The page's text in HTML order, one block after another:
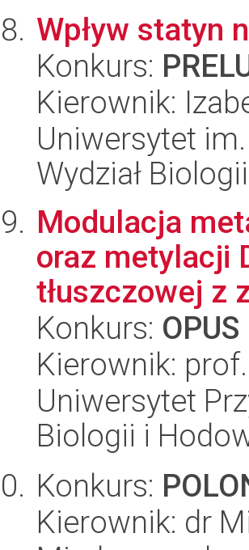
Wpływ statyn
Konkurs:
Kierownik:
Uniwersytet
Wydział Biologii
Modulacja
oraz metylacji
tłuszczowej z
Konkurs: OPUS
Kierownik:
Uniwersytet
Biologii i
Konkurs:
Kierownik: dr